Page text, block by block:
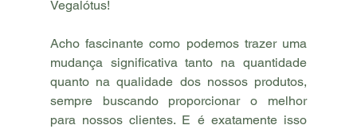
Vegalótus!
Acho fascinante como podemos trazer uma
mudança significativa tanto na quantidade
quanto na qualidade dos nossos produtos,
sempre buscando proporcionar o melhor
para nossos clientes. E é exatamente isso